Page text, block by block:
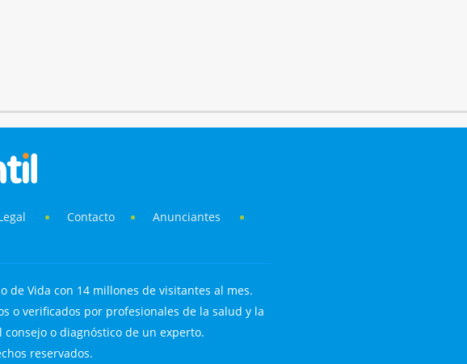
Contacto
Anunciantes
de Vida con 14 millones de visitantes al mes.
o verificados por profesionales de la salud y la
o diagnóstico de un experto.
reservados.